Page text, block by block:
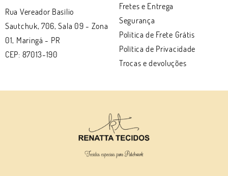
Rua Vereador Basílio
Sautchuk, 706, Sala 09 - Zona
01, Maringá - PR
CEP: 87013-190
Fretes e Entrega
Segurança
Politica de Frete Grátis
Política de Privacidade
Trocas e devoluções